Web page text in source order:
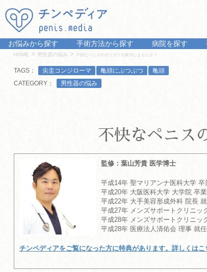
お悩みから探す 手術方法から探す 病院を探す
HOME > 男性器の悩み > 不快なペニスのボツボツを解消しませんか？
TAGS： 尖圭コンジローマ 亀頭にぶつぶつ
亀頭
CATEGORY：
男性器の悩み
不快なペニス
監修：葉山芳貴 医学博士
平成14年 聖マリアンナ医科大学 卒
平成20年 大阪医科大学 大学院 卒業
平成22年 大手美容形成外科 院長
平成27年 メンズサポートクリニッ
平成28年 メンズサポートクリニッ
平成28年 医療法人清佑会 理事 就任
チンペディアをご覧になった方に特典があります。詳しくはこ